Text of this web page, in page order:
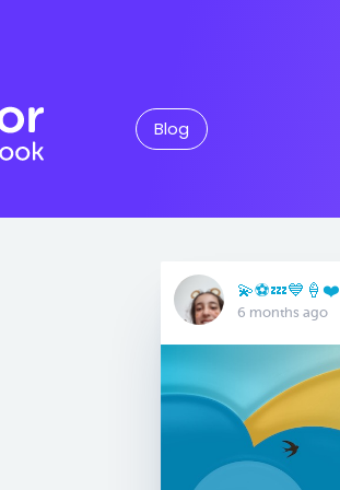
Blog
💫⚽️💤💙🍦❤️
6 months ago